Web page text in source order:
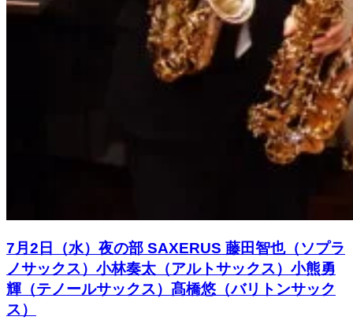
7月2日（水）夜の部 SAXERUS 藤田智也（ソプラ
ノサックス）小林奏太（アルトサックス）小熊勇
輝（テノールサックス）髙橋悠（バリトンサック
ス）